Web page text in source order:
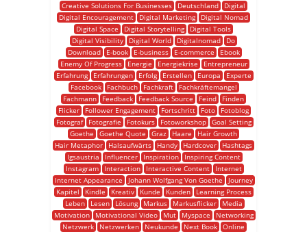
Creative Solutions For Businesses
Deutschland
Digital
Digital Encouragement
Digital Marketing
Digital Nomad
Digital Space
Digital Storytelling
Digital Tools
Digital Visibility
Digital World Digitalnomad
Do
Download
E-book E-business E-commerce
Ebook
Enemy Of Progress
Energie Energiekrise
Entrepreneur
Erfahrung
Erfahrungen Erfolg Erstellen Europa
Experte
Facebook
Fachbuch Fachkraft
Fachkräftemangel
Fachmann
Feedback Feedback Source Feind
Finden
Flicker
Follower Engagement Fortschritt Foto
Fotoblog
Fotograf
Fotografie Fotokurs Fotoworkshop
Goal Setting
Goethe
Goethe Quote Graz Haare
Hair Growth
Hair Metaphor
Halsaufwärts Handy Hardcover
Hashtags
Igsaustria
Influencer Inspiration
Inspiring Content
Instagram
Interaction Interactive Content
Internet
Internet Appearance
Johann Wolfgang Von Goethe
Journey
Kapitel
Kindle Kreativ Kunde Kunden
Learning Process
Leben
Lesen Lösung Markus Markusflicker
Media
Motivation
Motivational Video Mut Myspace
Networking
Netzwerk
Netzwerken Neukunde Next Book Online